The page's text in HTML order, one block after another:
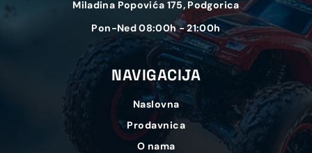
NAVIGACIJA
Naslovna
Prodavnica
O nama
Miladina Popovića 175, Podgorica
Pon-Ned 08:00h - 21:00h